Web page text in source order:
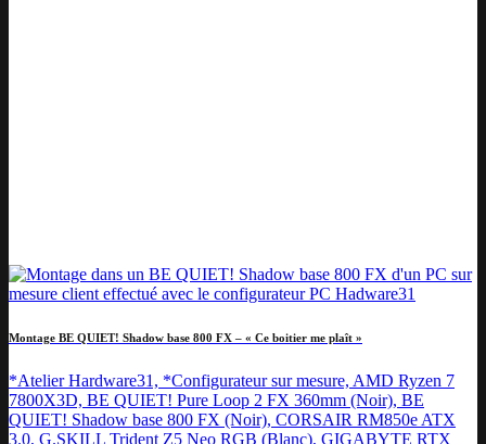
Montage BE QUIET! Shadow base 800 FX – « Ce boitier me plaît »
*Atelier Hardware31, *Configurateur sur mesure, AMD Ryzen 7
7800X3D, BE QUIET! Pure Loop 2 FX 360mm (Noir), BE
QUIET! Shadow base 800 FX (Noir), CORSAIR RM850e ATX
3.0, G.SKILL Trident Z5 Neo RGB (Blanc), GIGABYTE RTX